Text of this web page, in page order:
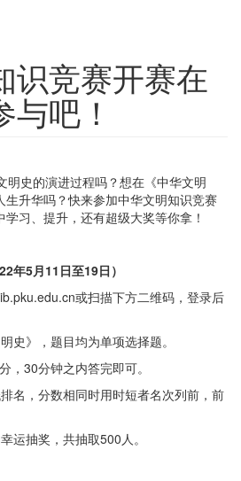
识竞赛开赛在
吧！
史的演进过程吗？想在《中华文明
生升华吗？快来参加中华文明知识竞赛
习、提升，还有超级大奖等你拿！
年5月11日至19日）
或扫描下方二维码，登录后
史》，题目均为单项选择题。
，30分钟之内答完即可。
名，分数相同时用时短者名次列前，前
运抽奖，共抽取500人。